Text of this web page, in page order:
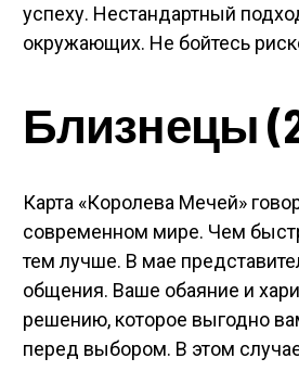
успеху. Нестандартный
окружающих. Не бойтесь
Близнецы
Карта «Королева Мечей»
современном мире. Чем
тем лучше. В мае
общения. Ваше обаяние и
решению, которое выгодно
перед выбором. В этом